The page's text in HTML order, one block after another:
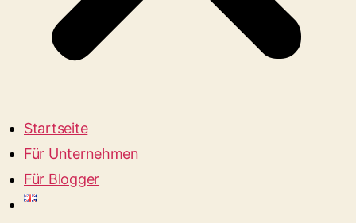
Startseite
Für Unternehmen
Für Blogger